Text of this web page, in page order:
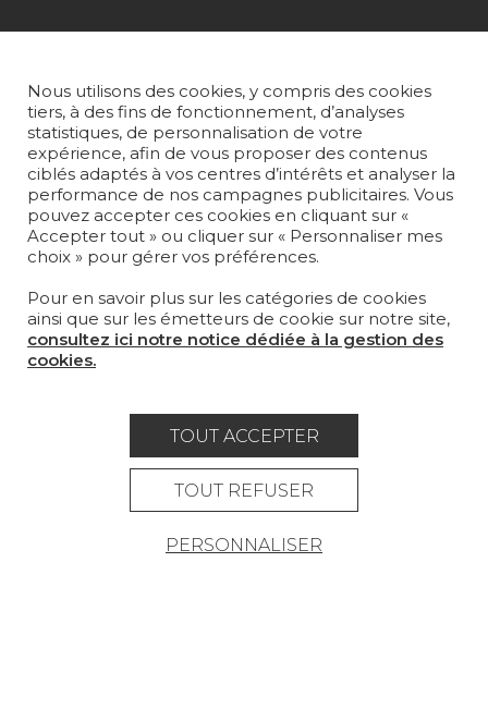
TISSUS
PAPIERS PEINTS
TAPIS ET MOQUETTES
MOBILIER
PROJETS
SUR-MESURE
MAGAZINE
OÙ NOUS TROUVER ?
Nous utilisons des cookies, y compris des cookies
tiers, à des fins de fonctionnement, d’analyses
statistiques, de personnalisation de votre
expérience, afin de vous proposer des contenus
ciblés adaptés à vos centres d’intérêts et analyser la
performance de nos campagnes publicitaires. Vous
pouvez accepter ces cookies en cliquant sur «
Accepter tout » ou cliquer sur « Personnaliser mes
choix » pour gérer vos préférences.
Pour en savoir plus sur les catégories de cookies
ainsi que sur les émetteurs de cookie sur notre site,
consultez ici notre notice dédiée à la gestion des
cookies.
TOUT ACCEPTER
TOUT REFUSER
PERSONNALISER